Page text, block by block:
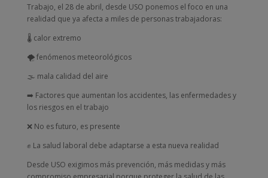
Trabajo, el 28 de abril, desde USO ponemos el foco en una
realidad que ya afecta a miles de personas trabajadoras:
🌡️ calor extremo
🌪️ fenómenos meteorológicos
🌫️ mala calidad del aire
➡️ Factores que aumentan los accidentes, las enfermedades y
los riesgos en el trabajo
❌ No es futuro, es presente
✊ La salud laboral debe adaptarse a esta nueva realidad
Desde USO exigimos más prevención, más medidas y más